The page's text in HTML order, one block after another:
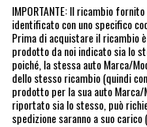
IMPORTANTE: Il ricambio
identificato con uno specifico
Prima di acquistare il ricambio
prodotto da noi indicato sia lo
poiché, la stessa auto Marca/
dello stesso ricambio (quindi
prodotto per la sua auto
riportato sia lo stesso, può
spedizione saranno a suo carico